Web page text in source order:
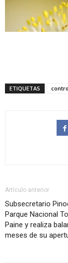
ETIQUETAS
Artículo anterior
Subsecretario
Parque Nacional
Paine y realiza
meses de su